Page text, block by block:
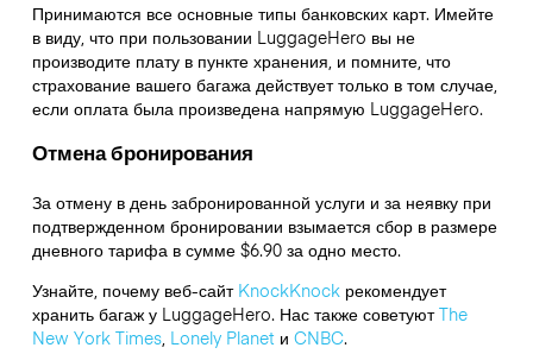
Принимаются все основные типы банковских карт. Имейте
в виду, что при пользовании LuggageHero вы не
производите плату в пункте хранения, и помните, что
страхование вашего багажа действует только в том случае,
если оплата была произведена напрямую LuggageHero.
Отмена бронирования
За отмену в день забронированной услуги и за неявку при
подтвержденном бронировании взымается сбор в размере
дневного тарифа в сумме $6.90 за одно место.
Узнайте, почему веб-сайт KnockKnockрекомендует
хранить багаж у LuggageHero. Нас также советуютThe
New York Times, Lonely Planetи CNBC.